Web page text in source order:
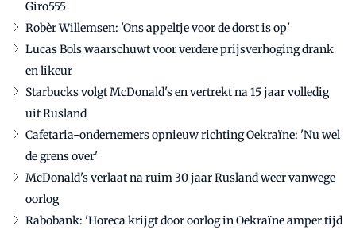
Giro555
Robèr Willemsen: 'Ons appeltje voor de dorst is op'
Lucas Bols waarschuwt voor verdere prijsverhoging drank
en likeur
Starbucks volgt McDonald's en vertrekt na 15 jaar volledig
uit Rusland
Cafetaria-ondernemers opnieuw richting Oekraïne: 'Nu wel
de grens over'
McDonald's verlaat na ruim 30 jaar Rusland weer vanwege
oorlog
Rabobank: 'Horeca krijgt door oorlog in Oekraïne amper tijd